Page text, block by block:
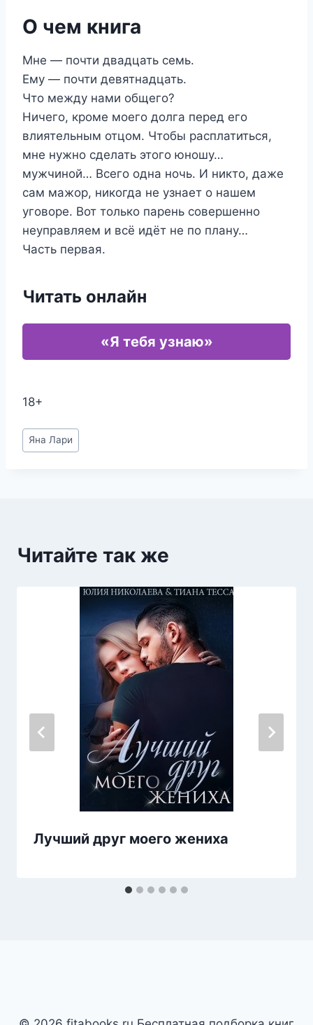
О чем книга
Мне — почти двадцать семь.
Ему — почти девятнадцать.
Что между нами общего?
Ничего, кроме моего долга перед его
влиятельным отцом. Чтобы расплатиться,
мне нужно сделать этого юношу…
мужчиной… Всего одна ночь. И никто, даже
сам мажор, никогда не узнает о нашем
уговоре. Вот только парень совершенно
неуправляем и всё идёт не по плану…
Часть первая.
Читать онлайн
«Я тебя узнаю»
18+
Метки
записи:
Яна Лари
Читайте так же
Лучший друг моего жениха